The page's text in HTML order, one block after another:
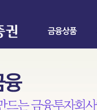
금융상품